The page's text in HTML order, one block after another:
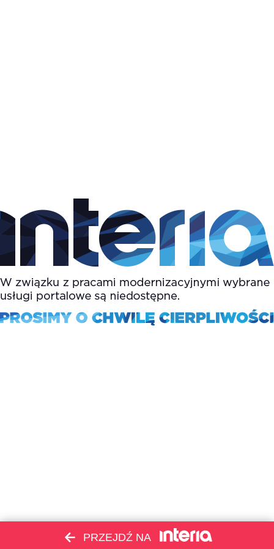
PRZEJDŹ NA